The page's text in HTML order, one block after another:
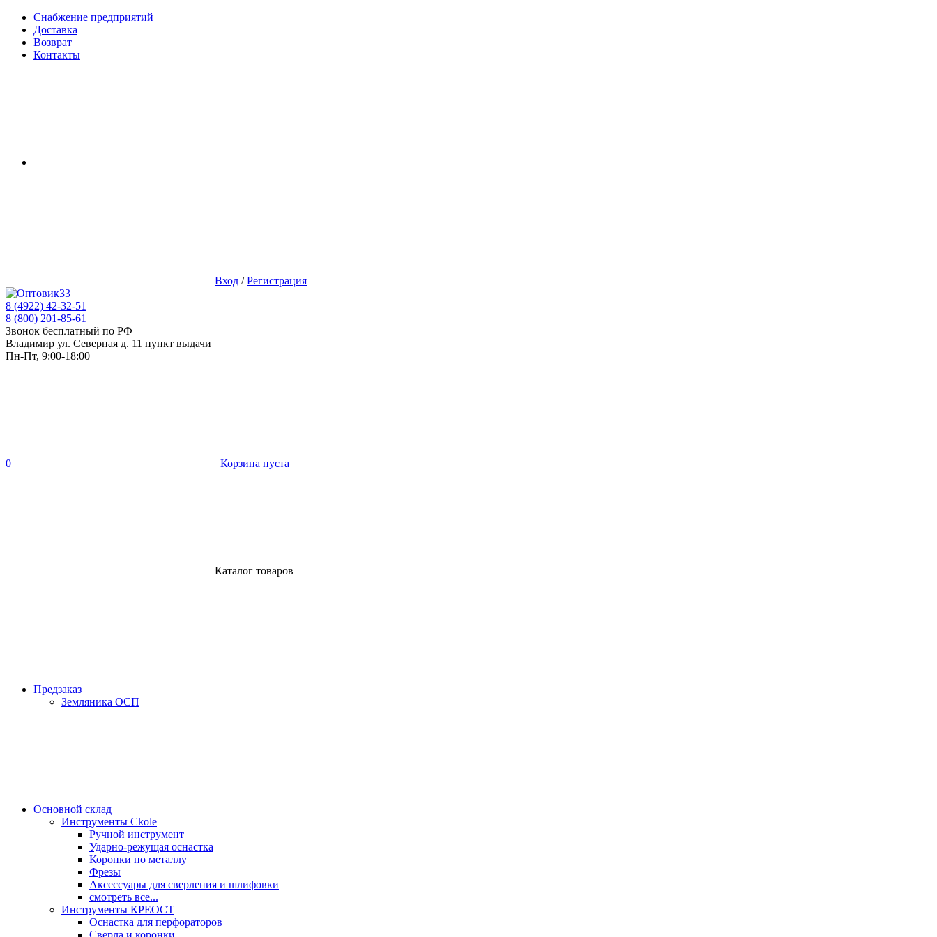
Снабжение предприятий
Доставка
Возврат
Контакты
Вход /Регистрация
8 (4922) 42-32-51
8 (800) 201-85-61
Звонок бесплатный по РФ
Владимир ул. Северная д. 11 пункт выдачи
Пн-Пт, 9:00-18:00
0 Корзина пуста
Каталог товаров
Предзаказ
Земляника ОСП
Основной склад
Инструменты Ckole
Ручной инструмент
Ударно‑режущая оснастка
Коронки по металлу
Фрезы
Аксессуары для сверления и шлифовки
смотреть все...
Инструменты КРЕОСТ
Оснастка для перфораторов
Сверла и коронки